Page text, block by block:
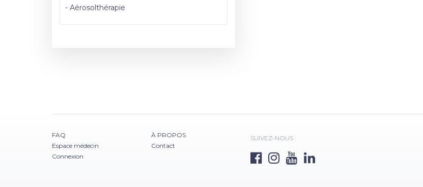
- Aérosolthérapie
FAQ
Espace médecin
Connexion
À PROPOS
Contact
SUIVEZ-NOUS :